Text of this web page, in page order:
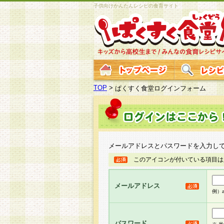
子供向けかんたんレシピの食育サイト
TOP >ぱくすく食堂ログインフォーム
メールアドレスとパスワードを入力し
このアイコンが付いている項目
メールアドレス
例）